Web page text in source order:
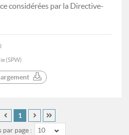
considérées par la Directive-
(SPW)
par page : 10
1